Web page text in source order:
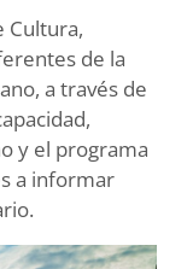
Cultura,
de la
a través de
y el programa
a informar